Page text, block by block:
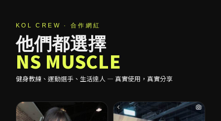
KOL CREW · 合作網紅
他們都選擇
NS MUSCLE
健身教練、運動選手、生活達人 — 真實使用，真實分享